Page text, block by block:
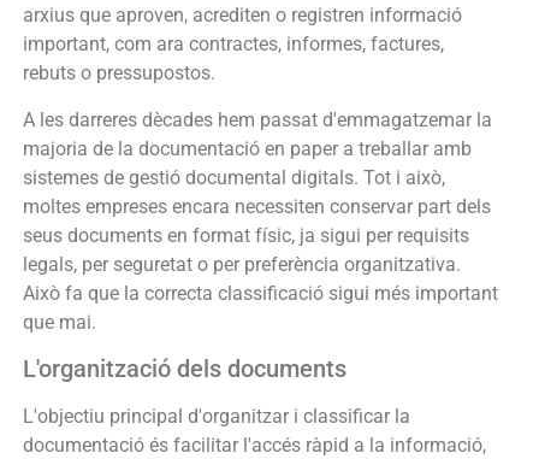
arxius que aproven, acrediten o registren informació
important, com ara contractes, informes, factures,
rebuts o pressupostos.
A les darreres dècades hem passat d'emmagatzemar la
majoria de la documentació en paper a treballar amb
sistemes de gestió documental digitals. Tot i això,
moltes empreses encara necessiten conservar part dels
seus documents en format físic, ja sigui per requisits
legals, per seguretat o per preferència organitzativa.
Això fa que la correcta classificació sigui més important
que mai.
L'organització dels documents
L'objectiu principal d'organitzar i classificar la
documentació és facilitar l'accés ràpid a la informació,